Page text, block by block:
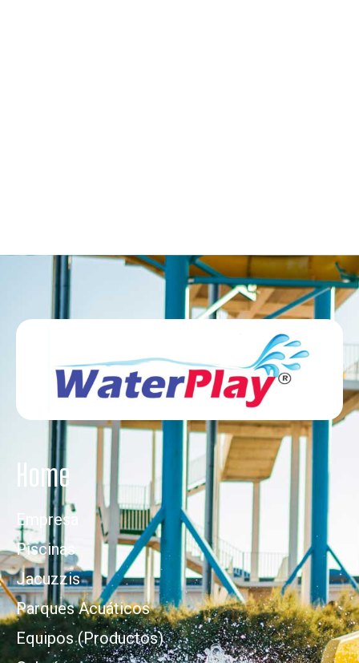
Home
Empresa
Piscinas
Jacuzzis
Parques Acuáticos
Equipos (Productos)